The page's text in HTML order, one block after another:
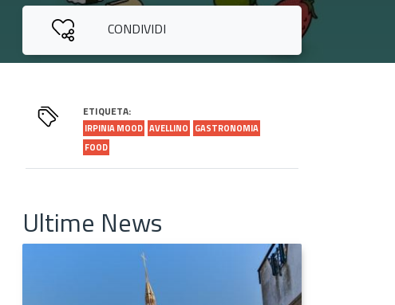
CONDIVIDI
ETIQUETA:
IRPINIA MOOD AVELLINO
GASTRONOMIA
FOOD
Ultime News